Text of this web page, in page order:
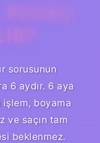
sorusunun
6 aydır. 6 aya
işlem, boyama
ve saçın tam
beklenmez.